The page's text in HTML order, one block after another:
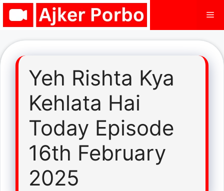
Skip
Yeh Rishta Kya
Kehlata Hai
Today Episode
16th February
2025